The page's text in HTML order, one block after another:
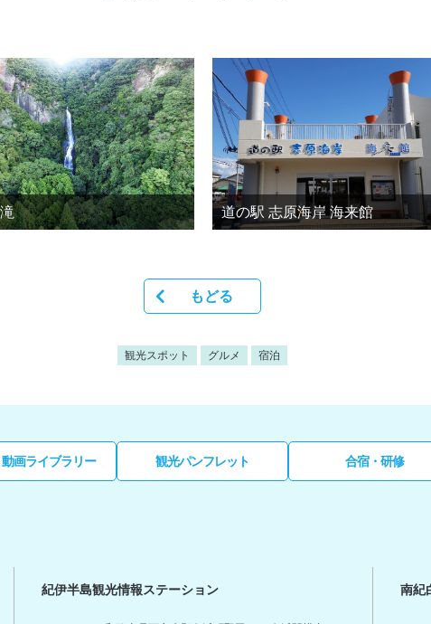
道の駅 志原海岸 海来館
もどる
観光スポット グルメ 宿泊
画ライブラリー 観光パンフレット 合宿・研修
紀伊半島観光情報ステーション 南紀